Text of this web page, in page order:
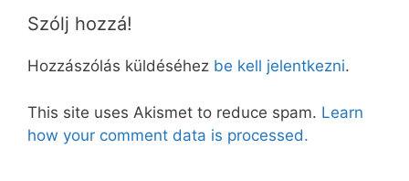
Szólj hozzá!
Hozzászólás küldéséhez be kell jelentkezni.
This site uses Akismet to reduce spam. Learn
how your comment data is processed.